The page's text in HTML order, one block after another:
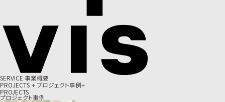
SERVICE 事業概要
PROJECTS +プロジェクト事例+
PROJECTS
プロジェクト事例